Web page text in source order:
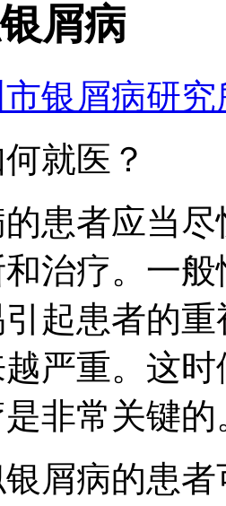
屑病
银屑病研究
就医？
患者应当
治疗。一
起患者的
严重。这
非常关键的
屑病的患